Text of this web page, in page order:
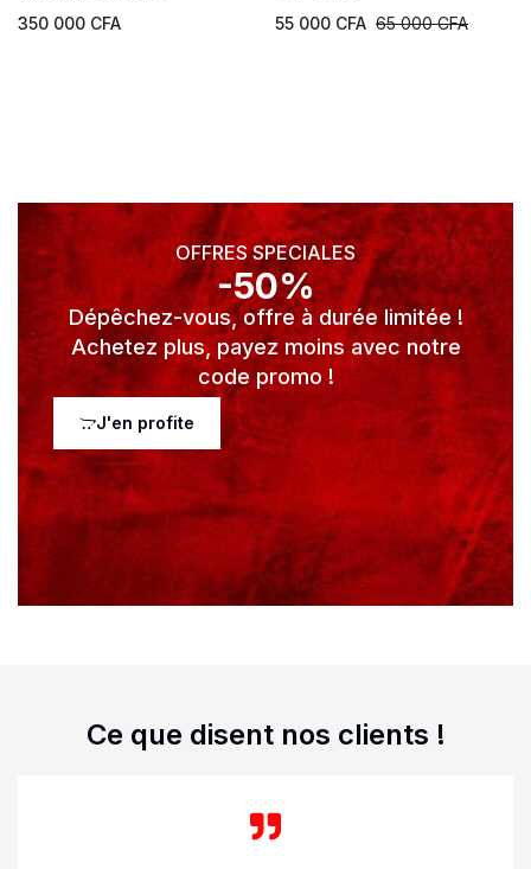
350 000 CFA 65 000CFA
55 000 CFA
OFFRES SPECIALES
-50%
Dépêchez-vous, offre à durée limitée !
Achetez plus, payez moins avec notre
code promo !
J'en profite
Ce que disent nos clients !